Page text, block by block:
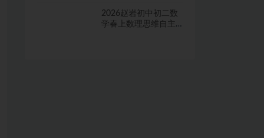
2026赵岩初中初二数
学春上数理思维自主